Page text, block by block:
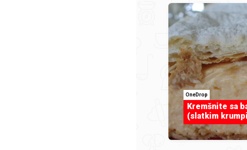
OneDrop
Kremšnite sa
(slatkim